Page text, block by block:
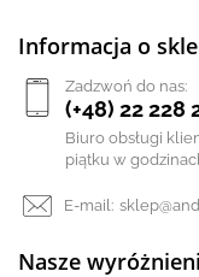
Informacja o
Zadzwoń do nas:
(+48) 22 228
Biuro obsługi
piątku w
E-mail:
Nasze